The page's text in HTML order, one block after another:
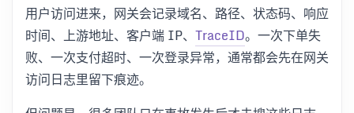
用户访问进来，网关会记录域名、路径、状态码、响应
时间、上游地址、客户端 IP、 TraceID。一次下单失
败、一次支付超时、一次登录异常，通常都会先在网关
访问日志里留下痕迹。